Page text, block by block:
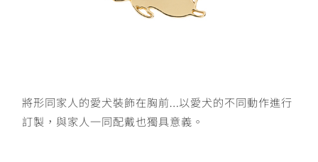
將形同家人的愛犬裝飾在胸前…以愛犬的不同動作進行
訂製，與家人一同配戴也獨具意義。